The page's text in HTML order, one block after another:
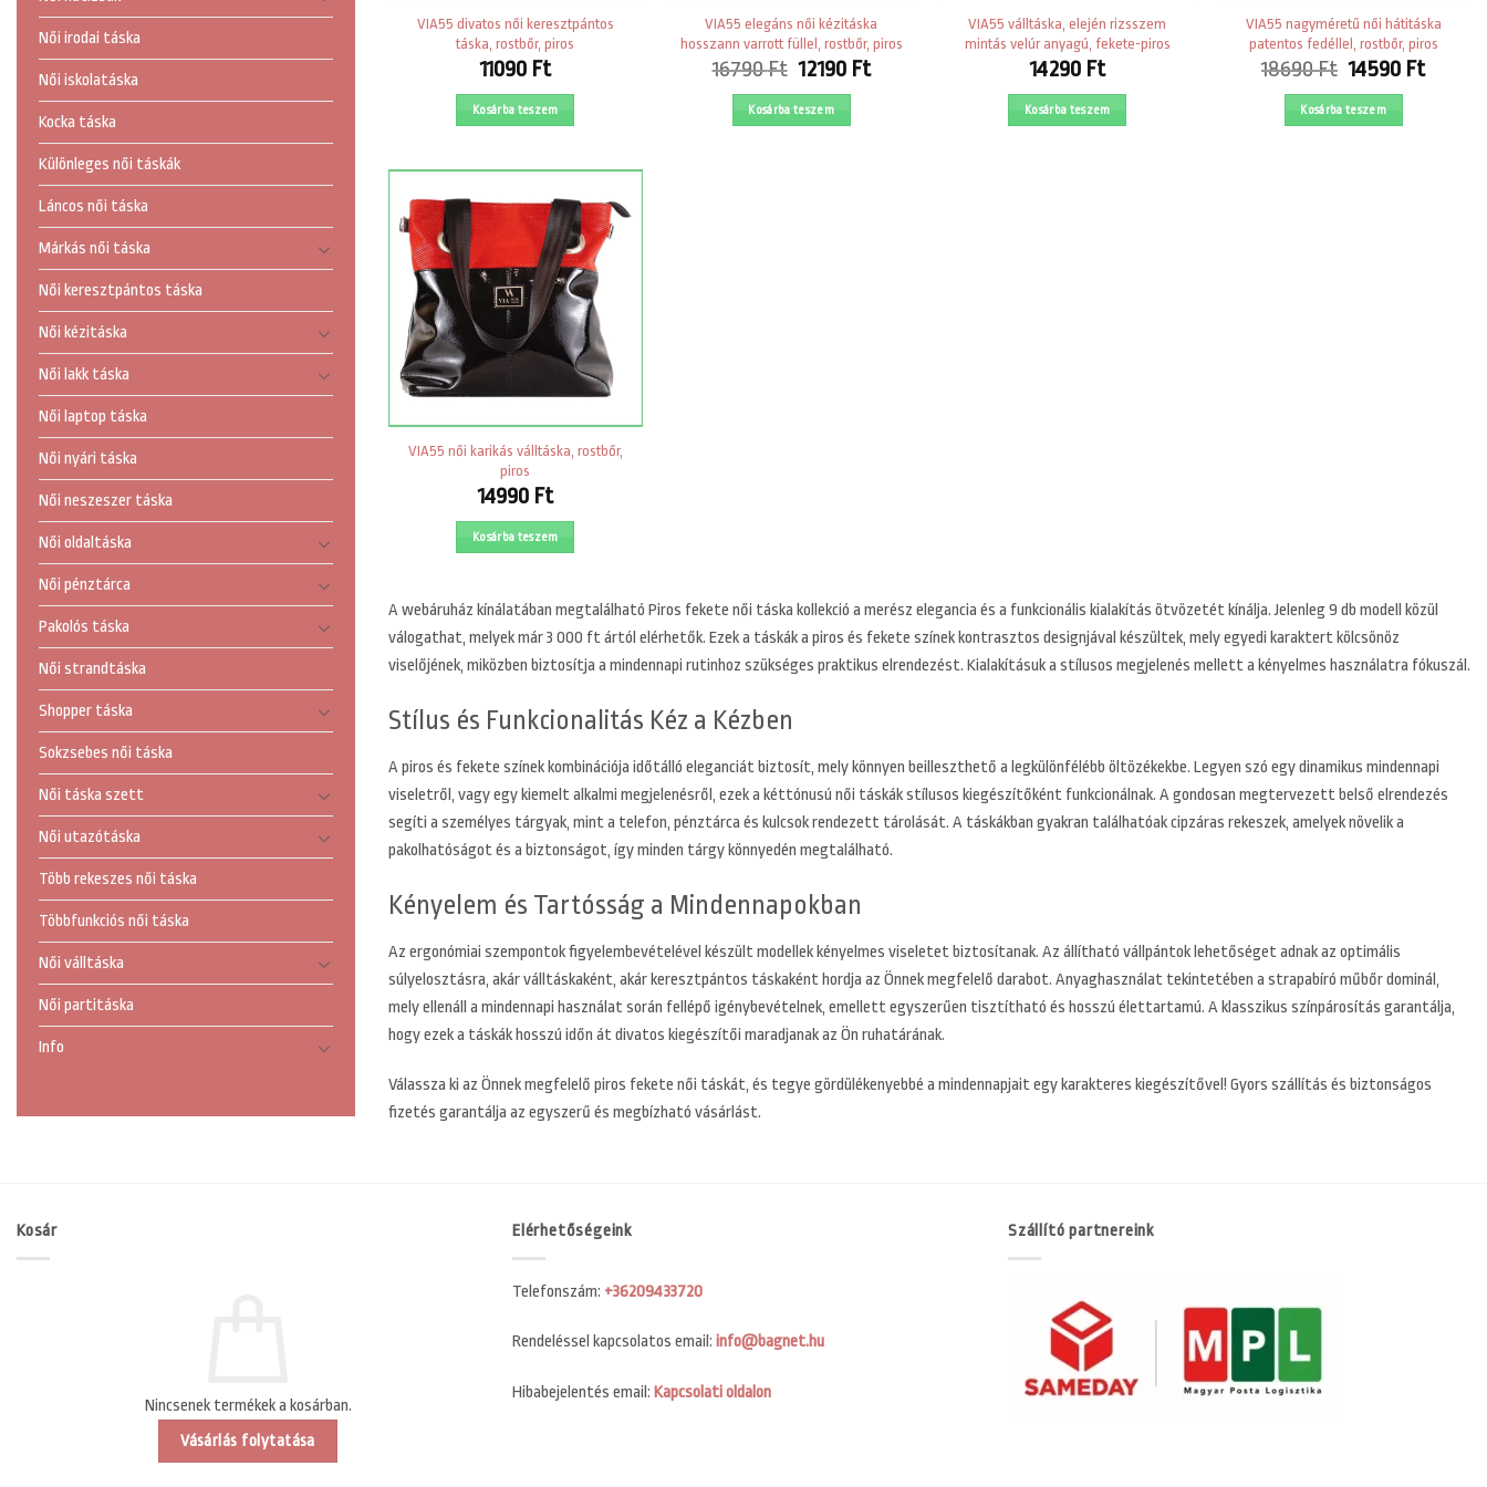
Női irodai táska
Női iskolatáska
Kocka táska
Különleges női táskák
Láncos női táska
Márkás női táska
Női keresztpántos táska
Női kézitáska
Női lakk táska
Női laptop táska
Női nyári táska
Női neszeszer táska
Női oldaltáska
Női pénztárca
Pakolós táska
Női strandtáska
Shopper táska
Sokzsebes női táska
Női táska szett
Női utazótáska
Több rekeszes női táska
Többfunkciós női táska
Női válltáska
Női partitáska
Info
VIA55 divatos női keresztpántos
táska, rostbőr, piros
11090 Ft
Kosárba teszem
VIA55 elegáns női kézitáska
hosszann varrott füllel, rostbőr, piros
16790Ft Original
price
was:
12190 FtCurrent
Kosárba teszem
VIA55 válltáska, elején rizsszem
mintás velúr anyagú, fekete-piros
14290 Ft
Kosárba teszem
VIA55 nagyméretű női hátitáska
patentos fedéllel, rostbőr, piros
18690Ft Original
price
was:
14590 Ft
Kosárba teszem
VIA55 női karikás válltáska, rostbőr,
piros
14990 Ft
Kosárba teszem
Awebáruház kínálatában megtalálható Piros fekete női táska kollekció a merész elegancia és a funkcionális kialakítás ötvözetét kínálja. Jelenleg 9 db modell közül
válogathat, melyek már 3 000 ft ártól elérhetők. Ezek a táskák a piros és fekete színek kontrasztos designjával készültek, mely egyedi karaktert kölcsönöz
viselőjének, miközben biztosítja a mindennapi rutinhoz szükséges praktikus elrendezést. Kialakításuk a stílusos megjelenés mellett a kényelmes használatra fókuszál.
Stílus és Funkcionalitás Kéz a Kézben
A piros és fekete színek kombinációja időtálló eleganciát biztosít, mely könnyen beilleszthető a legkülönfélébb öltözékekbe. Legyen szó egy dinamikus mindennapi
viseletről, vagy egy kiemelt alkalmi megjelenésről, ezek a kéttónusú női táskák stílusos kiegészítőként funkcionálnak. A gondosan megtervezett belső elrendezés
segíti a személyes tárgyak, mint a telefon, pénztárca és kulcsok rendezett tárolását. A táskákban gyakran találhatóak cipzáras rekeszek, amelyek növelik a
pakolhatóságot és a biztonságot, így minden tárgy könnyedén megtalálható.
Kényelem és Tartósság a Mindennapokban
Az ergonómiai szempontok figyelembevételével készült modellek kényelmes viseletet biztosítanak. Az állítható vállpántok lehetőséget adnak az optimális
súlyelosztásra, akár válltáskaként, akár keresztpántos táskaként hordja az Önnek megfelelő darabot. Anyaghasználat tekintetében a strapabíró műbőr dominál,
mely ellenáll a mindennapi használat során fellépő igénybevételnek, emellett egyszerűen tisztítható és hosszú élettartamú. A klasszikus színpárosítás garantálja,
hogy ezek a táskák hosszú időn át divatos kiegészítői maradjanak az Ön ruhatárának.
Válassza ki az Önnek megfelelő piros fekete női táskát, és tegye gördülékenyebbé a mindennapjait egy karakteres kiegészítővel! Gyors szállítás és biztonságos
fizetés garantálja az egyszerű és megbízható vásárlást.
Kosár
Nincsenek termékek a kosárban.
Vásárlás folytatása
Elérhetőségeink
Telefonszám: +36209433720
Rendeléssel kapcsolatos email: info@bagnet.hu
Hibabejelentés email: Kapcsolati oldalon
Szállító partnereink